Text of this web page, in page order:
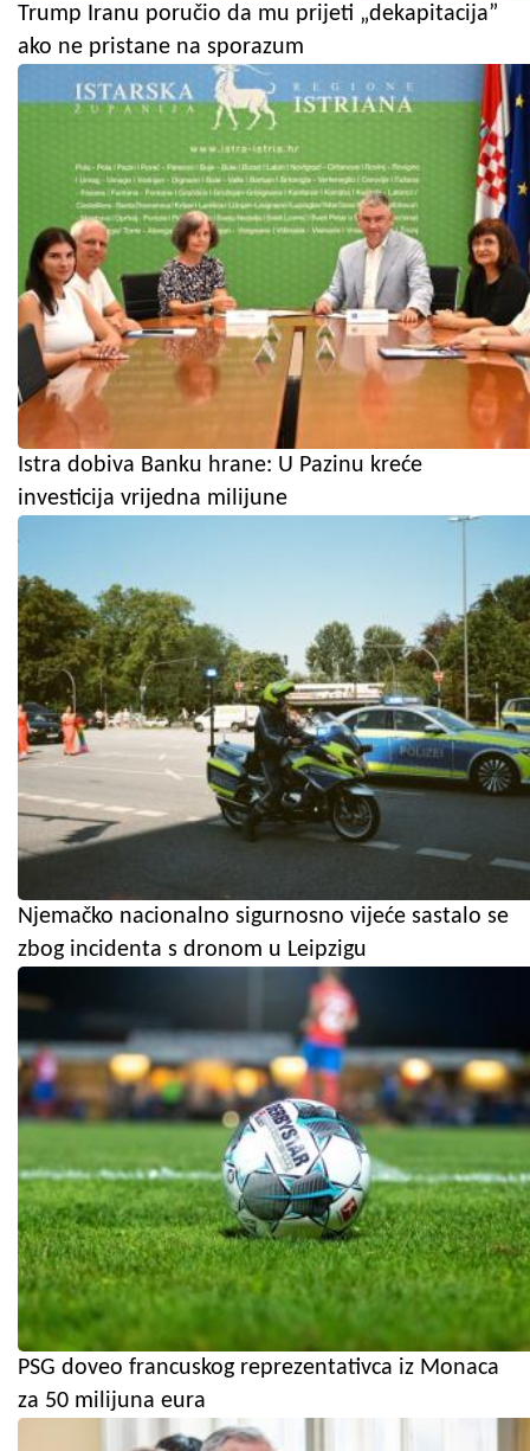
Trump Iranu poručio da mu prijeti „dekapitacija”
ako ne pristane na sporazum
Istra dobiva Banku hrane: U Pazinu kreće
investicija vrijedna milijune
Njemačko nacionalno sigurnosno vijeće sastalo se
zbog incidenta s dronom u Leipzigu
PSG doveo francuskog reprezentativca iz Monaca
za 50 milijuna eura